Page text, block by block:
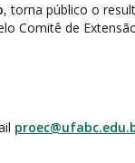
, torna público o
Comitê de